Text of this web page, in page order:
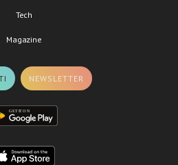
Tech
Magazine
NEWSLETTER